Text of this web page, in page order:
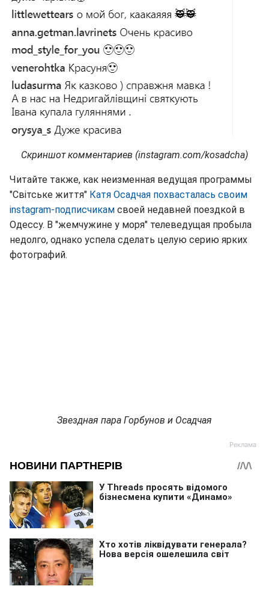
Скриншот комментариев (instagram.com/kosadcha)
Читайте также, как неизменная ведущая программы
"Світське життя" Катя Осадчая похвасталась своим
instagram-подписчикам своей недавней поездкой в
Одессу. В "жемчужине у моря" телеведущая пробыла
недолго, однако успела сделать целую серию ярких
фотографий.
Звездная пара Горбунов и Осадчая